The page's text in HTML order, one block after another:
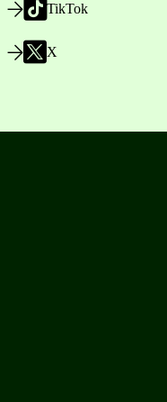
TikTok
X